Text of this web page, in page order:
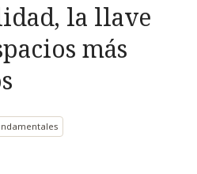
la llave
más